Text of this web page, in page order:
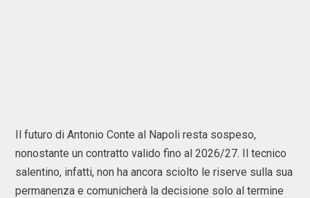
Il futuro di Antonio Conte al Napoli resta sospeso,
nonostante un contratto valido fino al 2026/27. Il tecnico
salentino, infatti, non ha ancora sciolto le riserve sulla sua
permanenza e comunicherà la decisione solo al termine